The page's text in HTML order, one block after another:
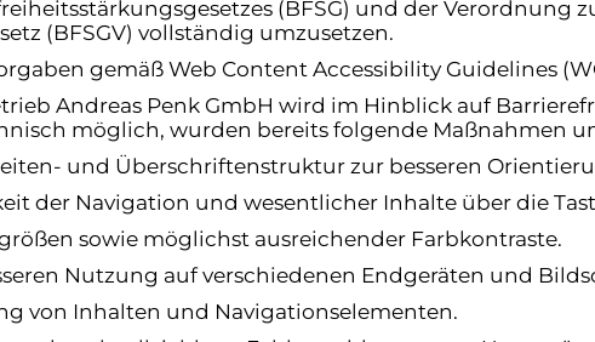
(BFSG) und der Verordnung
(BFSGV) vollständig umzusetzen.
gemäß Web Content Accessibility Guidelines
Andreas Penk GmbH wird im Hinblick auf
möglich, wurden bereits folgende Maßnahmen
und Überschriftenstruktur zur besseren
der Navigation und wesentlicher Inhalte über die
sowie möglichst ausreichender Farbkontraste.
Nutzung auf verschiedenen Endgeräten und
von Inhalten und Navigationselementen.